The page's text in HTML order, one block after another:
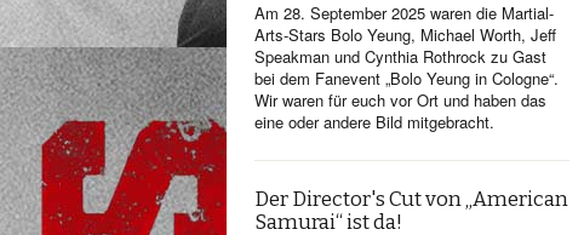
Am 28. September 2025 waren die Martial-
Arts-Stars Bolo Yeung, Michael Worth, Jeff
Speakman und Cynthia Rothrock zu Gast
bei dem Fanevent „Bolo Yeung in Cologne“.
Wir waren für euch vor Ort und haben das
eine oder andere Bild mitgebracht.
Der Director's Cut von „American
Samurai“ ist da!